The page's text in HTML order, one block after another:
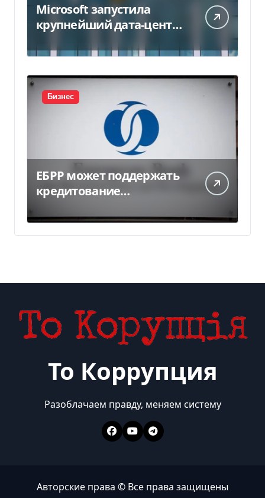
Microsoft запустила
крупнейший дата-центр
миллиарда
Бизнес
ЕБРР может поддержать
кредитование
300 млн евро — Delo.ua
То Коррупция
Разоблачаем правду, меняем систему
Авторские права © Все права защищены